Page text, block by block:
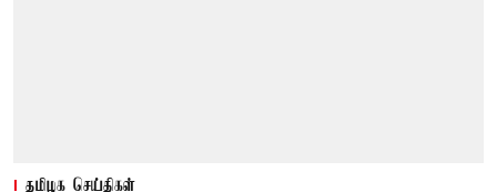
தமிழக செய்திகள்